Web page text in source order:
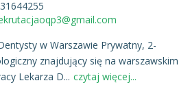
w Warszawie Prywatny, 2-
znajdujący się na warszawskim
Lekarza D... czytaj więcej...